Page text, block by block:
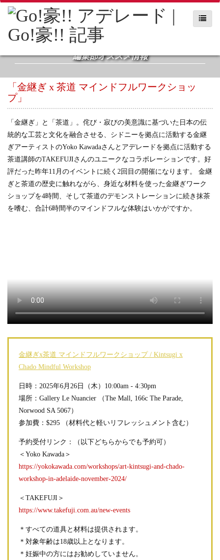
編集部オススメ情報
「金継ぎ x 茶道 マインドフルワークショッ
プ」
「金継ぎ」と「茶道」。侘び・寂びの美意識に基づいた日本の伝
統的な工芸と文化を融合させる、シドニーを拠点に活動する金継
ぎアーティストのYoko Kawadaさんとアデレードを拠点に活動する
茶道講師のTAKEFUJIさんのユニークなコラボレーションです。好
評だった昨年11月のイベントに続く2回目の開催になります。 金継
ぎと茶道の歴史に触れながら、身近な材料を使った金継ぎワーク
ショップを4時間、そして茶道のデモンストレーションに続き抹茶
を嗜む、合計6時間半のマインドフルな体験はいかがですか。
金継ぎx茶道 マインドフルワークショップ / Kintsugi x
Chado Mindful Workshop
日時：2025年6月26日（木）10:00am - 4:30pm
場所：Gallery Le Nuancier （The Mall, 166c The Parade,
Norwood SA 5067）
参加費：$295 （材料代と軽いリフレッシュメント含む）
予約受付リンク：（以下どちらからでも予約可）
＜Yoko Kawada＞
https://yokokawada.com/workshops/art-kintsugi-and-chado-
workshop-in-adelaide-november-2024/
＜TAKEFUJI＞
https://www.takefuji.com.au/new-events
＊すべての道具と材料は提供されます。
＊対象年齢は18歳以上となります。
＊妊娠中の方にはお勧めしていません。